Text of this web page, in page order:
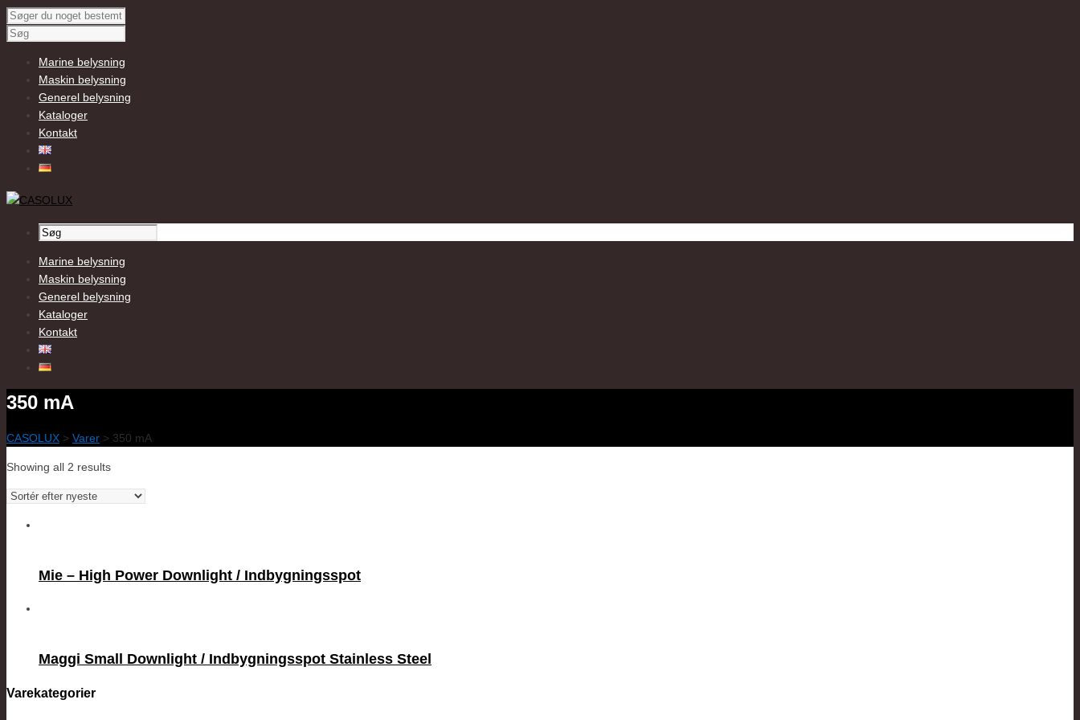
Marine belysning
Maskin belysning
Generel belysning
Kataloger
Kontakt
Marine belysning
Maskin belysning
Generel belysning
Kataloger
Kontakt
350 mA
CASOLUX > Varer > 350 mA
Showing all 2 results
Mie – High Power Downlight / Indbygningsspot
Maggi Small Downlight / Indbygningsspot Stainless Steel
Varekategorier